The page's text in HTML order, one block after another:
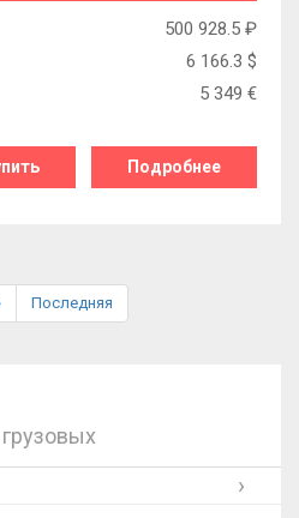
500 928.5 ₽
6 166.3 $
5 349 €
Подробнее
Последняя